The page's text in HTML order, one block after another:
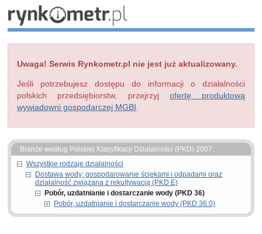
Uwaga! Serwis Rynkometr.pl nie jest już aktualizowany.
Jeśli potrzebujesz dostępu do informacji o działalności
polskich przedsiębiorstw, przejrzyj ofertę produktową
wywiadowni gospodarczej MGBI
Branże według Polskiej Klasyfikacji Działalności (PKD) 2007:
Wszystkie rodzaje działalności
Dostawa wody; gospodarowanie ściekami i odpadami oraz
działalność związana z rekultywacją (PKD E)
Pobór, uzdatnianie i dostarczanie wody (PKD 36)
Pobór, uzdatnianie i dostarczanie wody (PKD 36.0)